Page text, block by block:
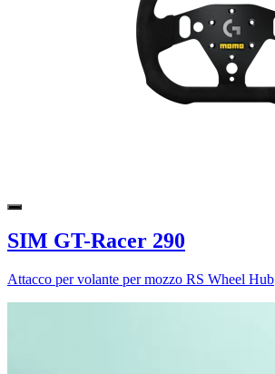
SIM GT-Racer 290
Attacco per volante per mozzo RS Wheel Hub